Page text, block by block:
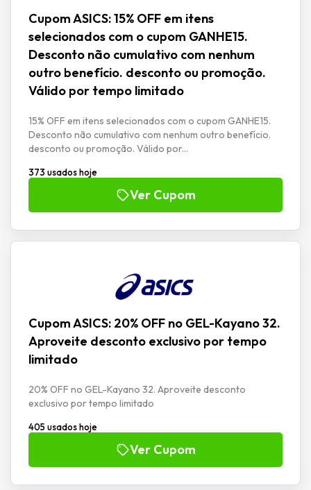
Cupom ASICS: 15% OFF em itens
selecionados com o cupom GANHE15.
Desconto não cumulativo com nenhum
outro benefício. desconto ou promoção.
Válido por tempo limitado
15% OFF em itens selecionados com o cupom GANHE15.
Desconto não cumulativo com nenhum outro benefício.
desconto ou promoção. Válido por...
373 usados hoje
Ver Cupom
Cupom ASICS: 20% OFF no GEL-Kayano 32.
Aproveite desconto exclusivo por tempo
limitado
20% OFF no GEL-Kayano 32. Aproveite desconto
exclusivo por tempo limitado
405 usados hoje
Ver Cupom